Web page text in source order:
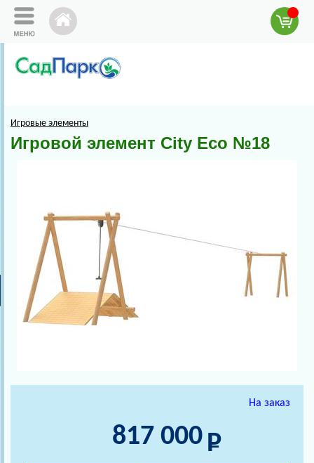
Игровые элементы
Игровой элемент City Eco №18
На заказ
817 000